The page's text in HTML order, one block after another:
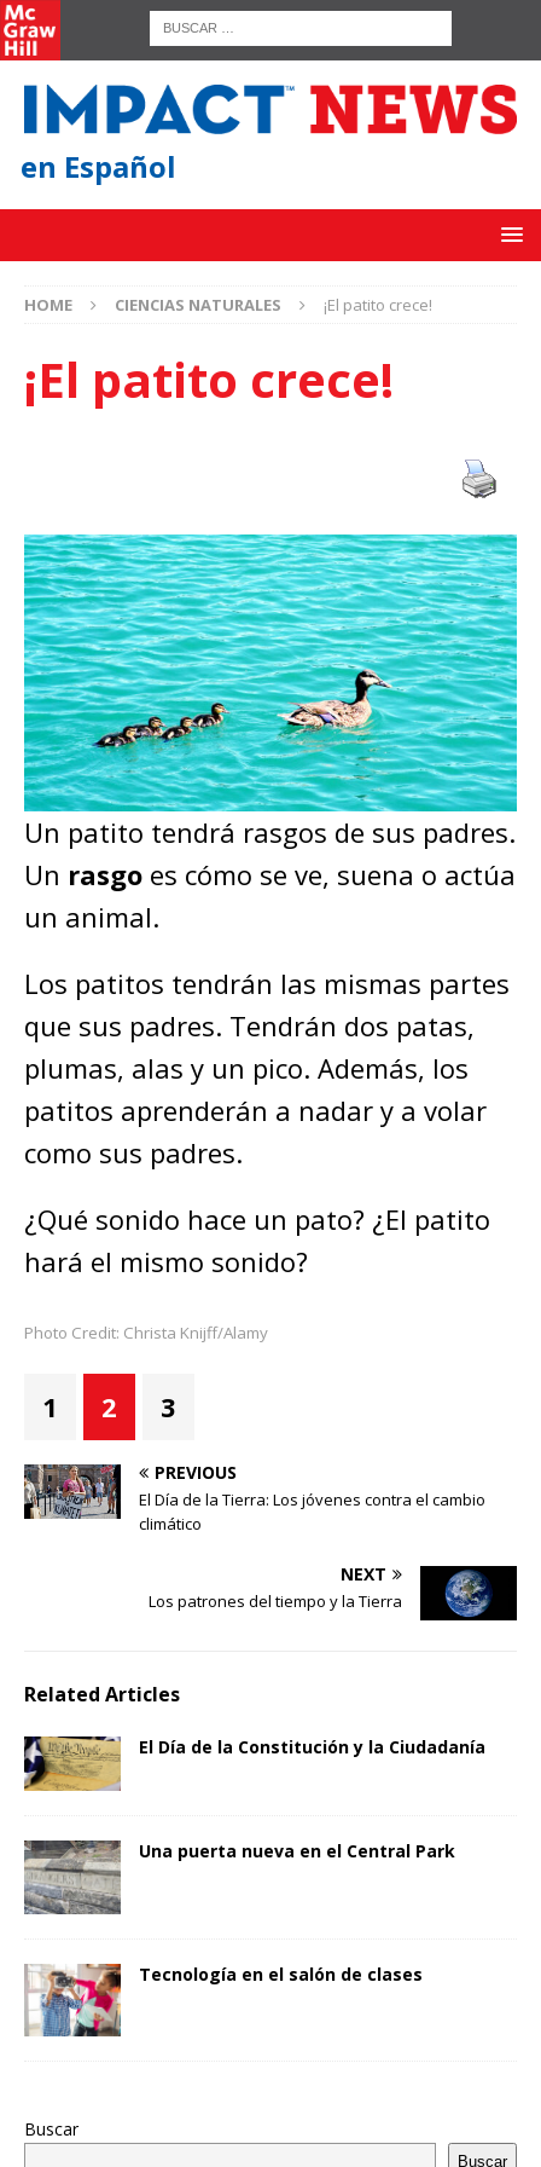
en Español
HOME CIENCIAS NATURALES ¡El patito crece!
¡El patito crece!
Un patito tendrá rasgos de sus padres.
Un rasgo es cómo se ve, suena o actúa
un animal.
Los patitos tendrán las mismas partes
que sus padres. Tendrán dos patas,
plumas, alas y un pico. Además, los
patitos aprenderán a nadar y a volar
como sus padres.
¿Qué sonido hace un pato? ¿El patito
hará el mismo sonido?
Photo Credit: Christa Knijff/Alamy
1 2 3
PREVIOUS
El Día de la Tierra: Los jóvenes contra el cambio
climático
NEXT
Los patrones del tiempo y la Tierra
Related Articles
El Día de la Constitución y la Ciudadanía
Una puerta nueva en el Central Park
Tecnología en el salón de clases
Buscar
Buscar